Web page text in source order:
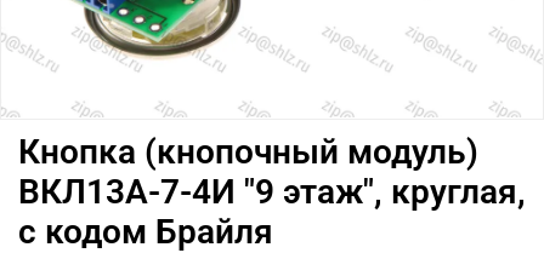
Кнопка (кнопочный модуль)
ВКЛ13А-7-4И "9 этаж", круглая,
с кодом Брайля